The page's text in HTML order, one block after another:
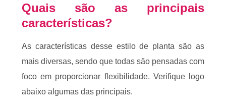
Quais são as principais
características?
As características desse estilo de planta são as
mais diversas, sendo que todas são pensadas com
foco em proporcionar flexibilidade. Verifique logo
abaixo algumas das principais.